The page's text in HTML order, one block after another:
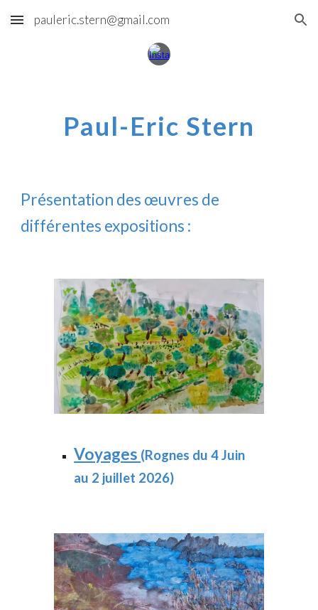
Skip to main content Skip to navigation
pauleric.stern@gmail.com
Paul-Eric Stern
Présentation des œuvres de
différentes expositions :
Voyages (Rognes du 4 Juin
au 2 juillet 2026)